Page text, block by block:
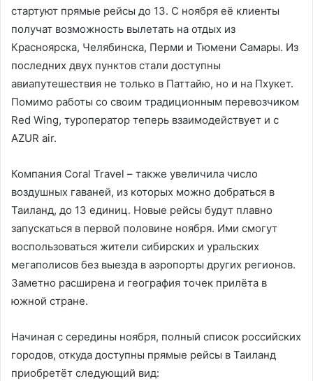
стартуют прямые рейсы до 13. С ноября её клиенты
получат возможность вылетать на отдых из
Красноярска, Челябинска, Перми и Тюмени Самары. Из
последних двух пунктов стали доступны
авиапутешествия не только в Паттайю, но и на Пхукет.
Помимо работы со своим традиционным перевозчиком
Red Wing, туроператор теперь взаимодействует и с
AZUR air.
Компания Coral Travel – также увеличила число
воздушных гаваней, из которых можно добраться в
Таиланд, до 13 единиц. Новые рейсы будут плавно
запускаться в первой половине ноября. Ими смогут
воспользоваться жители сибирских и уральских
мегаполисов без выезда в аэропорты других регионов.
Заметно расширена и география точек прилёта в
южной стране.
Начиная с середины ноября, полный список российских
городов, откуда доступны прямые рейсы в Таиланд
приобретёт следующий вид: